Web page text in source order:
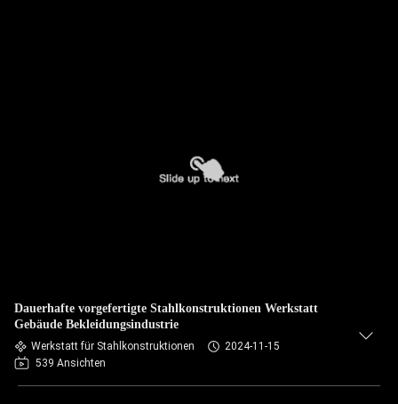
Dauerhafte vorgefertigte Stahlkonstruktionen Werkstatt
Gebäude Bekleidungsindustrie
Werkstatt für Stahlkonstruktionen
2024-11-15
539 Ansichten